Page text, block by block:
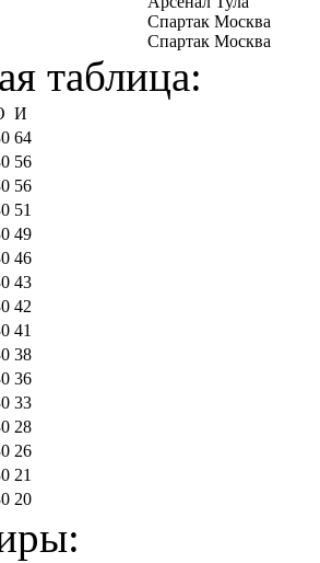
Спартак Москва
Спартак Москва
таблица:
И
64
56
56
51
49
46
43
42
41
38
36
33
28
26
21
20